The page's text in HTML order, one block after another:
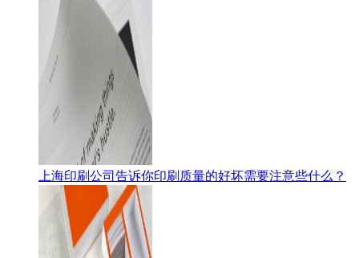
上海印刷公司告诉你印刷质量的好坏需要注意些什么？